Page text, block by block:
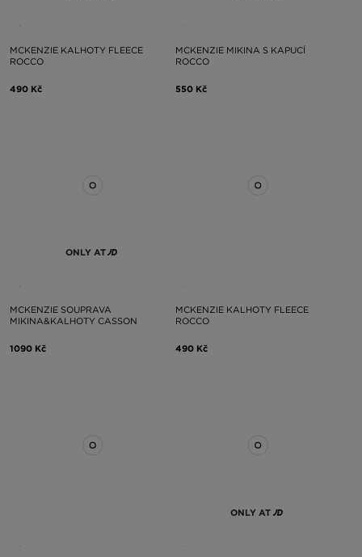
MCKENZIE KALHOTY FLEECE
ROCCO
490 Kč
MCKENZIE MIKINA S KAPUCÍ
ROCCO
550 Kč
ONLY AT
MCKENZIE SOUPRAVA
MIKINA&KALHOTY CASSON
1090 Kč
MCKENZIE KALHOTY FLEECE
ROCCO
490 Kč
ONLY AT